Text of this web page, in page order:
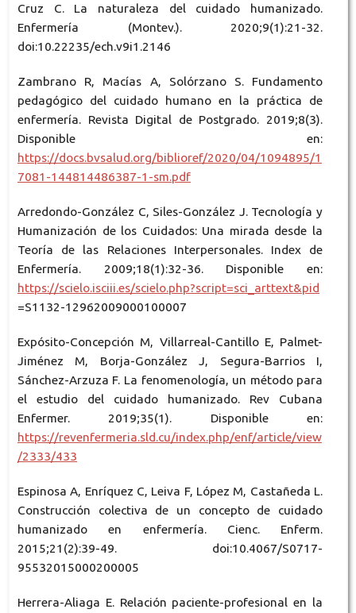
Cruz C. La naturaleza del cuidado humanizado.
Enfermería (Montev.). 2020;9(1):21-32.
doi:10.22235/ech.v9i1.2146
Zambrano R, Macías A, Solórzano S. Fundamento
pedagógico del cuidado humano en la práctica de
enfermería. Revista Digital de Postgrado. 2019;8(3).
Disponible en:
https://docs.bvsalud.org/biblioref/2020/04/1094895/1
7081-144814486387-1-sm.pdf
Arredondo-González C, Siles-González J. Tecnología y
Humanización de los Cuidados: Una mirada desde la
Teoría de las Relaciones Interpersonales. Index de
Enfermería. 2009;18(1):32-36. Disponible en:
https://scielo.isciii.es/scielo.php?script=sci_arttext&pid
=S1132-12962009000100007
Expósito-Concepción M, Villarreal-Cantillo E, Palmet-
Jiménez M, Borja-González J, Segura-Barrios I,
Sánchez-Arzuza F. La fenomenología, un método para
el estudio del cuidado humanizado. Rev Cubana
Enfermer. 2019;35(1). Disponible en:
https://revenfermeria.sld.cu/index.php/enf/article/view
/2333/433
Espinosa A, Enríquez C, Leiva F, López M, Castañeda L.
Construcción colectiva de un concepto de cuidado
humanizado en enfermería. Cienc. Enferm.
2015;21(2):39-49. doi:10.4067/S0717-
95532015000200005
Herrera-Aliaga E. Relación paciente-profesional en la